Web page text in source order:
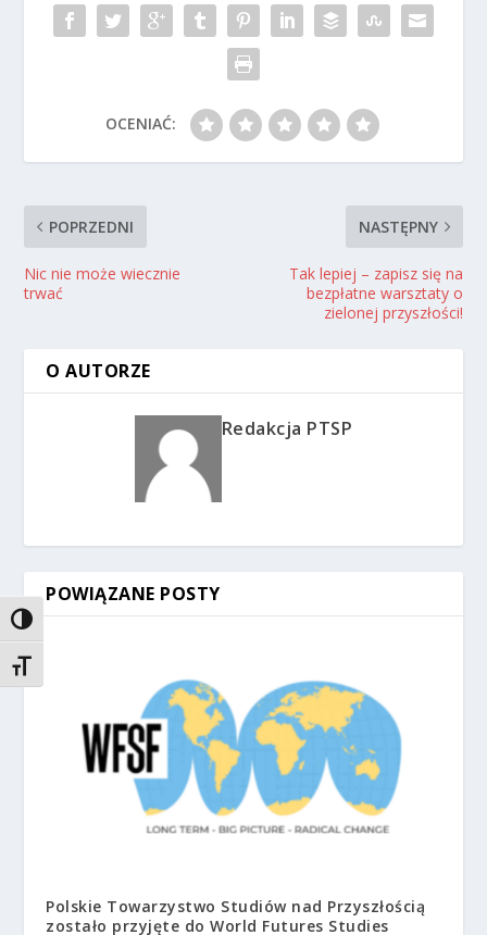
TOGGLE HIGH CONTRAST
TOGGLE FONT SIZE
OCENIAĆ:
POPRZEDNI
Nic nie może wiecznie
trwać
NASTĘPNY
Tak lepiej – zapisz się na
bezpłatne warsztaty o
zielonej przyszłości!
O AUTORZE
Redakcja PTSP
POWIĄZANE POSTY
Polskie Towarzystwo Studiów nad Przyszłością
zostało przyjęte do World Futures Studies